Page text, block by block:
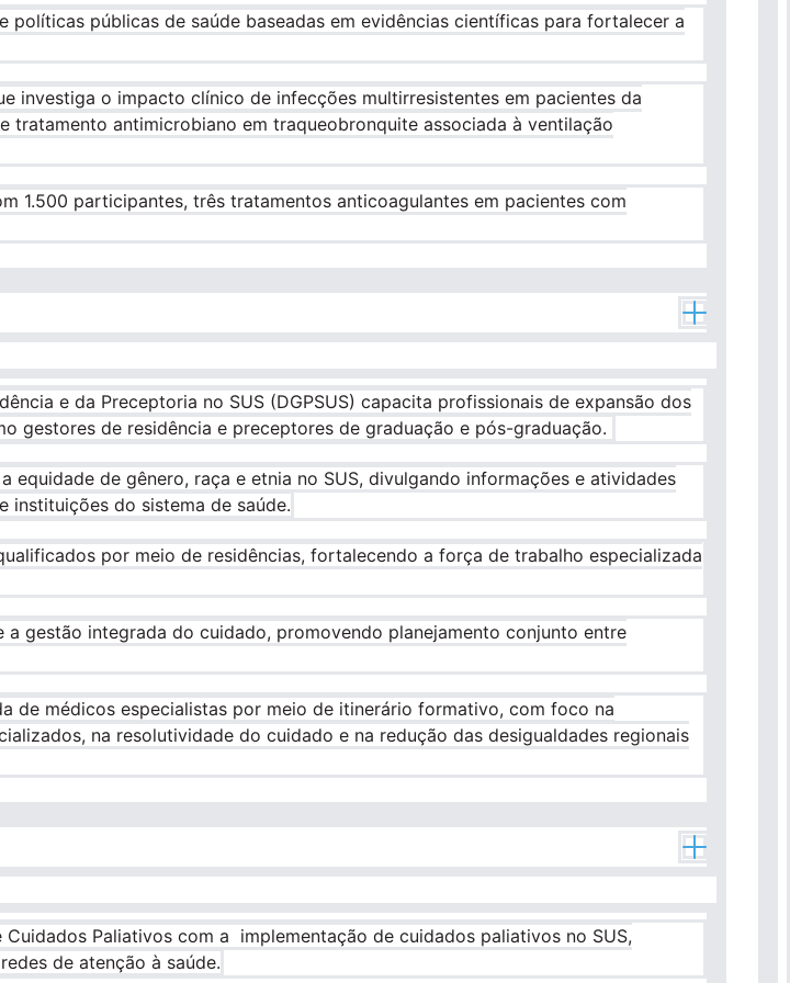
políticas públicas de saúde baseadas em evidências científicas para fortalecer a
investiga o impacto clínico de infecções multirresistentes em pacientes da
tratamento antimicrobiano em traqueobronquite associada à ventilação
1.500 participantes, três tratamentos anticoagulantes em pacientes com
e da Preceptoria no SUS (DGPSUS) capacita profissionais de expansão dos
gestores de residência e preceptores de graduação e pós-graduação.
equidade de gênero, raça e etnia no SUS, divulgando informações e atividades
instituições do sistema de saúde.
por meio de residências, fortalecendo a força de trabalho especializada
gestão integrada do cuidado, promovendo planejamento conjunto entre
de médicos especialistas por meio de itinerário formativo, com foco na
na resolutividade do cuidado e na redução das desigualdades regionais
Paliativos com a implementação de cuidados paliativos no SUS,
de atenção à saúde.